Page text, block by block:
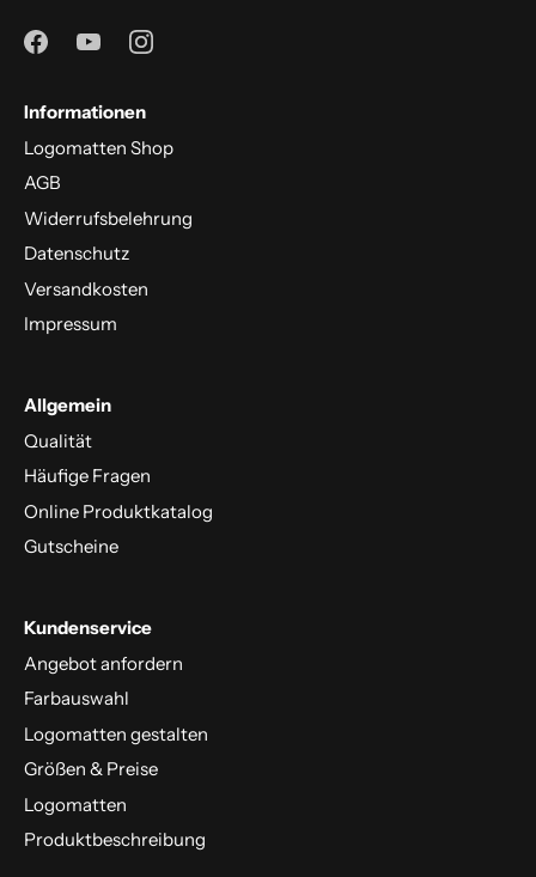
Informationen
Logomatten Shop
AGB
Widerrufsbelehrung
Datenschutz
Versandkosten
Impressum
Allgemein
Qualität
Häufige Fragen
Online Produktkatalog
Gutscheine
Kundenservice
Angebot anfordern
Farbauswahl
Logomatten gestalten
Größen & Preise
Logomatten
Produktbeschreibung